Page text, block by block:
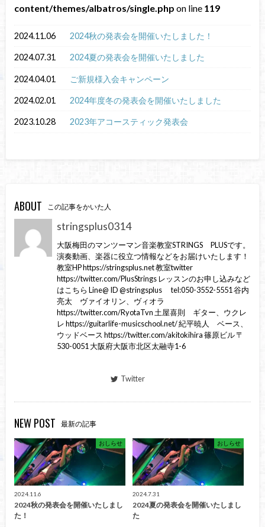
content/themes/albatros/single.php on line 119
2024.11.06 2024秋の発表会を開催いたしました！
2024.07.31 2024夏の発表会を開催いたしました
2024.04.01 ご新規様入会キャンペーン
2024.02.01 2024年度冬の発表会を開催いたしました
2023.10.28 2023年アコースティック発表会
ABOUT この記事をかいた人
stringsplus0314
大阪梅田のマンツーマン音楽教室STRINGS PLUSです。
演奏動画、楽器に役立つ情報などをお届けいたします！
教室HP https://stringsplus.net 教室twitter
https://twitter.com/PlusStrings レッスンのお申し込みなど
はこちら Line@ ID @stringsplus tel:050-3552-5551 谷内
亮太 ヴァイオリン、ヴィオラ
https://twitter.com/RyotaTvn 土屋喜則 ギター、ウクレ
レ https://guitarlife-musicschool.net/ 紀平暁人 ベース、
ウッドベース https://twitter.com/akitokihira 篠原ビル 〒
530-0051 大阪府大阪市北区太融寺1-6
Twitter
NEW POST 最新の記事
おしらせ
2024.11.6
2024秋の発表会を開催いたしまし
た！
おしらせ
2024.7.31
2024夏の発表会を開催いたしまし
た